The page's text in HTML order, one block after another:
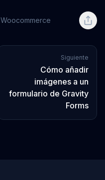
Woocommerce
Siguiente
Cómo añadir
imágenes a un
formulario de Gravity
Forms